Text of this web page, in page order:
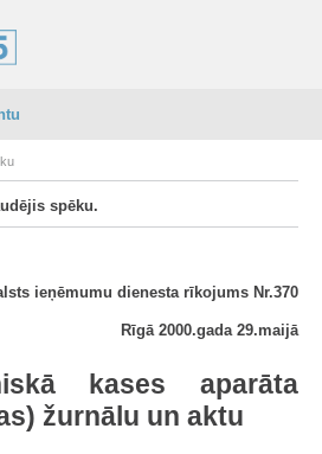
spēku.
ieņēmumu dienesta rīkojums Nr.370
Rīgā 2000.gada 29.maijā
kases aparāta
žurnālu un aktu